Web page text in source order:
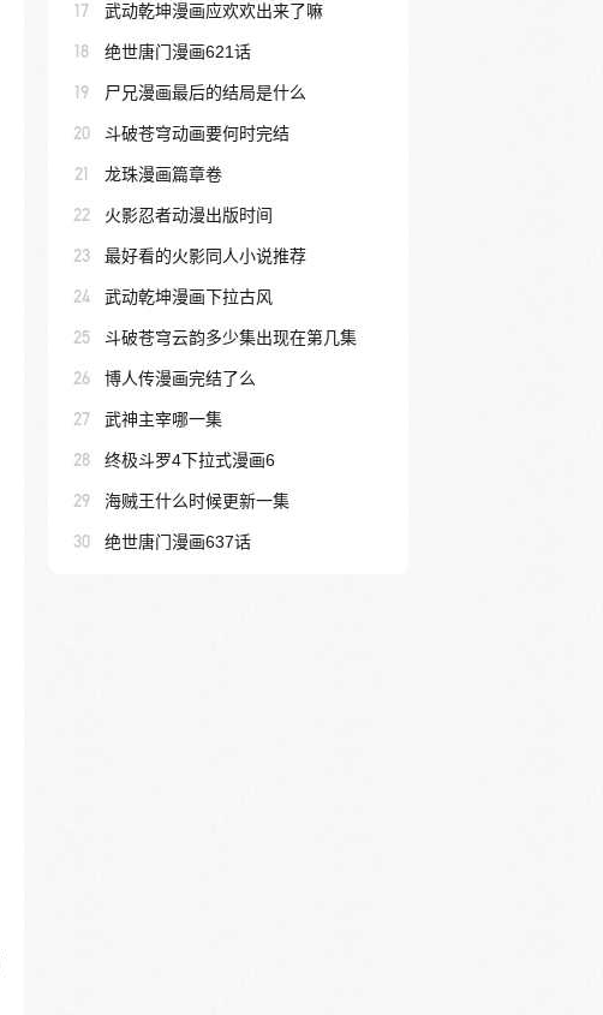
17 武动乾坤漫画应欢欢出来了嘛
18 绝世唐门漫画621话
19 尸兄漫画最后的结局是什么
20 斗破苍穹动画要何时完结
21 龙珠漫画篇章卷
22 火影忍者动漫出版时间
23 最好看的火影同人小说推荐
24 武动乾坤漫画下拉古风
25 斗破苍穹云韵多少集出现在第几集
26 博人传漫画完结了么
27 武神主宰哪一集
28 终极斗罗4下拉式漫画6
29 海贼王什么时候更新一集
30 绝世唐门漫画637话